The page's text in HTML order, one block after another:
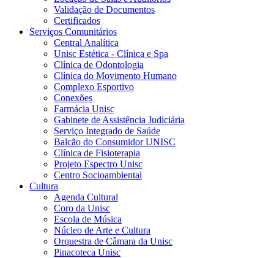
Validação de Documentos
Certificados
Serviços Comunitários
Central Analítica
Unisc Estética - Clínica e Spa
Clínica de Odontologia
Clínica do Movimento Humano
Complexo Esportivo
Conexões
Farmácia Unisc
Gabinete de Assistência Judiciária
Serviço Integrado de Saúde
Balcão do Consumidor UNISC
Clínica de Fisioterapia
Projeto Espectro Unisc
Centro Socioambiental
Cultura
Agenda Cultural
Coro da Unisc
Escola de Música
Núcleo de Arte e Cultura
Orquestra de Câmara da Unisc
Pinacoteca Unisc